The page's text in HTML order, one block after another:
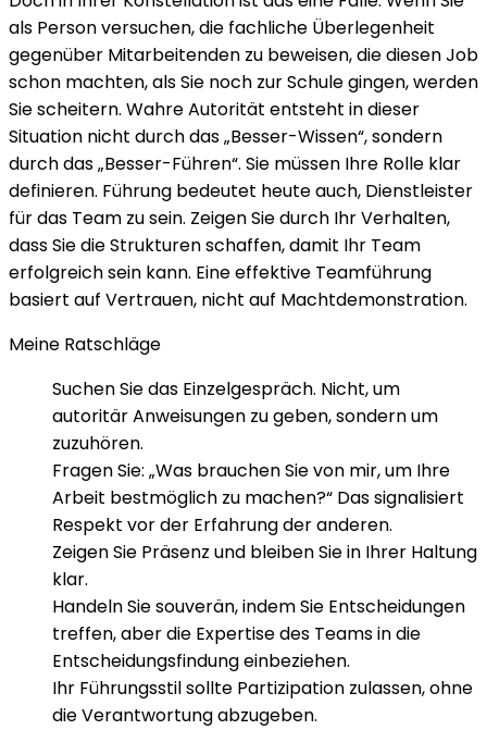
als Person versuchen, die fachliche Überlegenheit
gegenüber Mitarbeitenden zu beweisen, die diesen Job
schon machten, als Sie noch zur Schule gingen, werden
Sie scheitern. Wahre Autorität entsteht in dieser
Situation nicht durch das „Besser-Wissen“, sondern
durch das „Besser-Führen“. Sie müssen Ihre Rolle klar
definieren. Führung bedeutet heute auch, Dienstleister
für das Team zu sein. Zeigen Sie durch Ihr Verhalten,
dass Sie die Strukturen schaffen, damit Ihr Team
erfolgreich sein kann. Eine effektive Teamführung
basiert auf Vertrauen, nicht auf Machtdemonstration.
Meine Ratschläge
Suchen Sie das Einzelgespräch. Nicht, um
autoritär Anweisungen zu geben, sondern um
zuzuhören.
Fragen Sie: „Was brauchen Sie von mir, um Ihre
Arbeit bestmöglich zu machen?“ Das signalisiert
Respekt vor der Erfahrung der anderen.
Zeigen Sie Präsenz und bleiben Sie in Ihrer Haltung
klar.
Handeln Sie souverän, indem Sie Entscheidungen
treffen, aber die Expertise des Teams in die
Entscheidungsfindung einbeziehen.
Ihr Führungsstil sollte Partizipation zulassen, ohne
die Verantwortung abzugeben.